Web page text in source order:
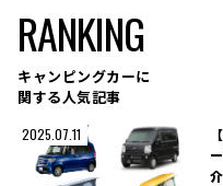
RANKING
キャンピングカーに
関する人気記事
2025.07.11
介